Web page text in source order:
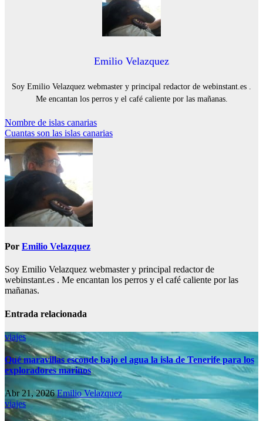
Emilio Velazquez
Soy Emilio Velazquez webmaster y principal redactor de webinstant.es .
Me encantan los perros y el café caliente por las mañanas.
Navegación
de
entradas
Nombre de islas canarias
Cuantas son las islas canarias
Por Emilio Velazquez
Soy Emilio Velazquez webmaster y principal redactor de
webinstant.es . Me encantan los perros y el café caliente por las
mañanas.
Entrada relacionada
viajes
Qué maravillas esconde bajo el agua la isla de Tenerife para los
exploradores marinos
Abr 21, 2026Emilio Velazquez
viajes